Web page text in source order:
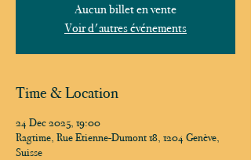
Aucun billet en vente
Voir d'autres événements
Time & Location
24 Dec 2025, 19:00
Ragtime, Rue Etienne-Dumont 18, 1204 Genève,
Suisse